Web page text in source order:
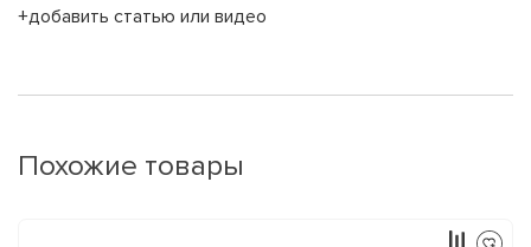
+добавить статью или видео
Похожие товары